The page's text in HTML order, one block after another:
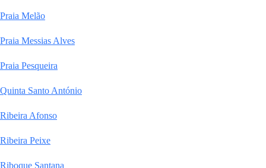
Praia Melão
Praia Messias Alves
Praia Pesqueira
Quinta Santo António
Ribeira Afonso
Ribeira Peixe
Riboque Santana